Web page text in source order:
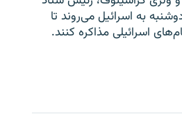
به اسرائیل می‌روند تا
اسرائیلی مذاکره کنند.